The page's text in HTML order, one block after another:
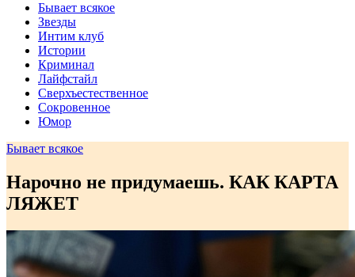
Бывает всякое
Звезды
Интим клуб
Истории
Криминал
Лайфстайл
Сверхъестественное
Сокровенное
Юмор
Бывает всякое
Нарочно не придумаешь. КАК КАРТА
ЛЯЖЕТ